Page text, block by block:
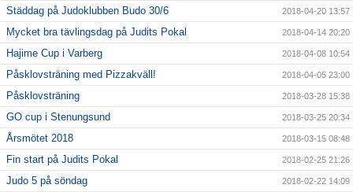
Städdag på Judoklubben Budo 30/6 2018-04-20 13:57
Mycket bra tävlingsdag på Judits Pokal 2018-04-14 20:20
Hajime Cup i Varberg 2018-04-08 10:54
Påsklovsträning med Pizzakväll! 2018-04-05 23:00
Påsklovsträning 2018-03-28 15:38
GO cup i Stenungsund 2018-03-25 20:34
Årsmötet 2018 2018-03-15 08:48
Fin start på Judits Pokal 2018-02-25 21:26
Judo 5 på söndag 2018-02-22 14:09